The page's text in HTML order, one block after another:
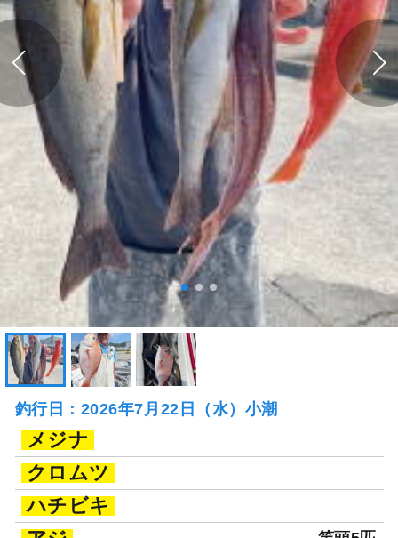
釣行日：2026年7月22日（水）小潮
メジナ
クロムツ
ハチビキ